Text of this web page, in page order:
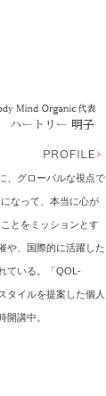
、グローバルな視点で
なって、本当に心が
とをミッションとす
や、国際的に活躍した
ている。「QOL-
タイルを提案した個人
開講中。